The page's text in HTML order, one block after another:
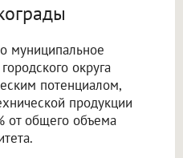
муниципальное
округа
потенциалом,
продукции
от общего объема